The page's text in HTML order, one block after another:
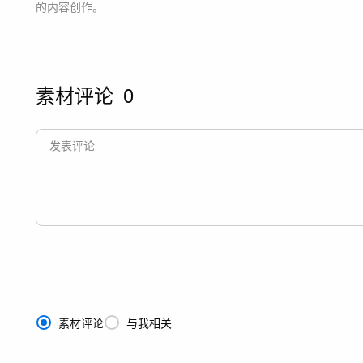
的内容创作。
素材评论 0
素材评论 与我相关